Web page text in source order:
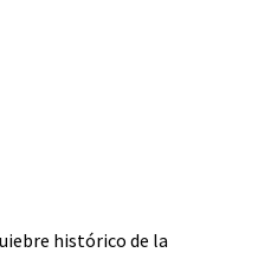
histórico de la